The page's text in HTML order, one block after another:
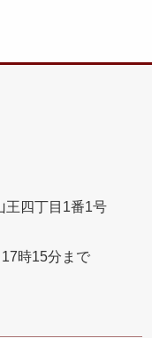
四丁目1番1号
時15分まで